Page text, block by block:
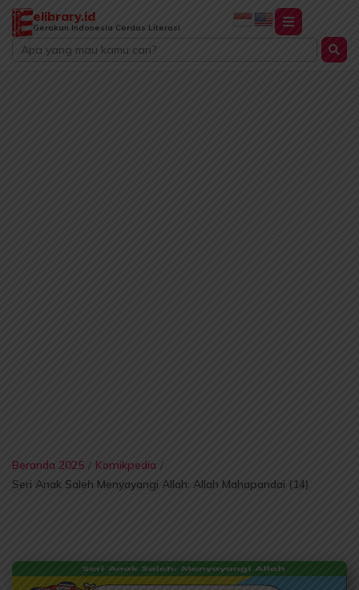
Lewati
konten
elibrary.id
Gerakan Indonesia Cerdas Literasi
Search
...
Beranda 2025 / Komikpedia /
Seri Anak Saleh Menyayangi Allah: Allah Mahapandai (14)